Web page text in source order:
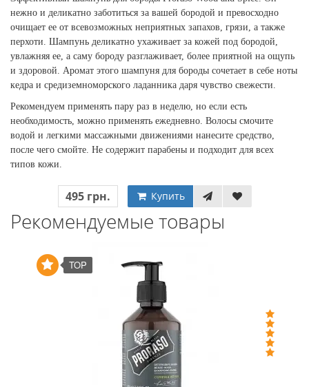
нежно и деликатно заботиться за вашей бородой и превосходно
очищает ее от всевозможных неприятных запахов, грязи, а также
перхоти. Шампунь деликатно ухаживает за кожей под бородой,
увлажняя ее, а саму бороду разглаживает, более приятной на ощупь
и здоровой. Аромат этого шампуня для бороды сочетает в себе ноты
кедра и средиземноморского ладанника даря чувство свежести.
Рекомендуем применять пару раз в неделю, но если есть
необходимость, можно применять ежедневно. Волосы смочите
водой и легкими массажными движениями нанесите средство,
после чего смойте. Не содержит парабены и подходит для всех
типов кожи.
495 грн. Купить
Рекомендуемые товары
TOP